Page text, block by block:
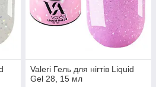
Valeri Гель для нігтів Liquid
Gel 28, 15 мл